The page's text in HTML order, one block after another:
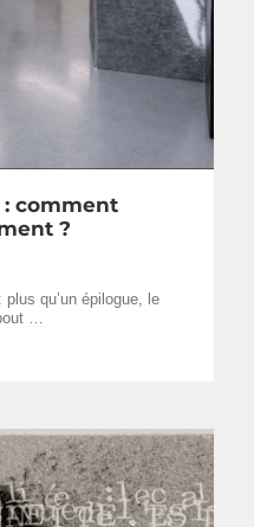
: comment
?
plus qu’un épilogue, le
…